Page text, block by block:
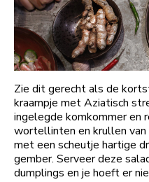
Zie dit gerecht als de
kraampje met Aziatisch
ingelegde komkommer en
wortellinten en krullen
met een scheutje hartige
gember. Serveer deze
dumplings en je hoeft er